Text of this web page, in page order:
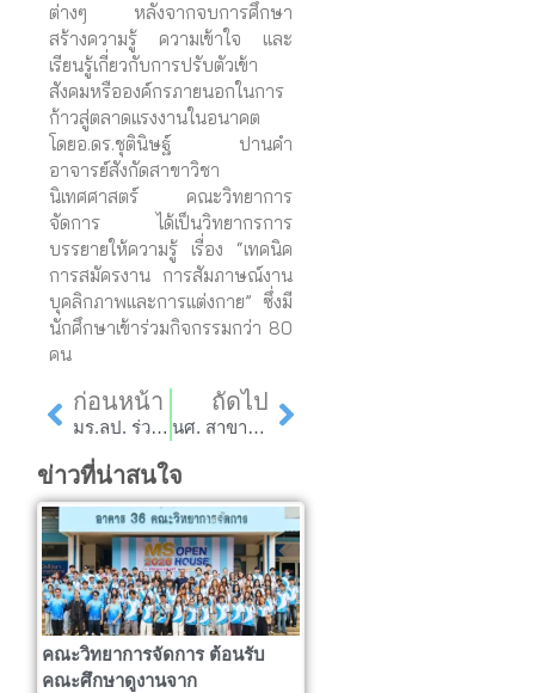
ต่างๆ หลังจากจบการศึกษา
สร้างความรู้ ความเข้าใจ และ
เรียนรู้เกี่ยวกับการปรับตัวเข้า
สังคมหรือองค์กรภายนอกในการ
ก้าวสู่ตลาดแรงงานในอนาคต
โดยอ.ดร.ชุตินิษฐ์ ปานคำ
อาจารย์สังกัดสาขาวิชา
นิเทศศาสตร์ คณะวิทยาการ
จัดการ ได้เป็นวิทยากรการ
บรรยายให้ความรู้ เรื่อง “เทคนิค
การสมัครงาน การสัมภาษณ์งาน
บุคลิกภาพและการแต่งกาย” ซึ่งมี
นักศึกษาเข้าร่วมกิจกรรมกว่า 80
คน
Prev
ก่อนหน้า
มร.ลป. ร่วมการประชุมเชิงปฏิบัติการเพื่อพัฒนาแบบทดสอบระดับภูมิภาค โครงการการพัฒนาแบบทดสอบมาตรฐานคุณลักษณะวิศวกรสังคมสำหรับนักศึกษามหาวิทยาลัยราชภัฏ”
ถัดไป
นศ. สาขาวิชาการจัดการ มร.ลป. จัดโครงการสัมมนา ภายใต้ชื่อ “การทำคอนเทนต์ Tik ToK อย่างไรให้สร้างสรรค์”
Next
ข่าวที่น่าสนใจ
คณะวิทยาการจัดการ ต้อนรับ
คณะศึกษาดูงานจาก